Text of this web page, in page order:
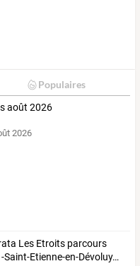
Populaires
août 2026
2026
Les Etroits parcours
-Saint-Etienne-en-Dévoluy…